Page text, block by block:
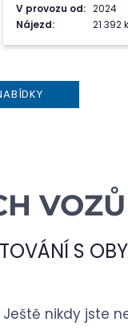
V provozu od: 2024
Nájezd:
21 392
S
Ještě nikdy jste